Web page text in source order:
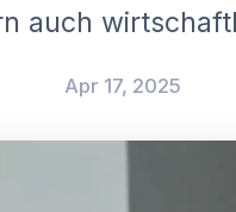
auch
Apr 17, 2025